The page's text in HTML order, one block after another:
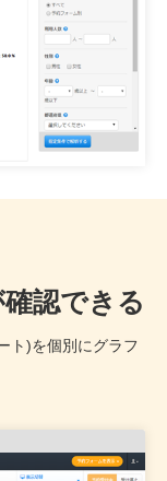
認できる
ト)を個別にグラフ